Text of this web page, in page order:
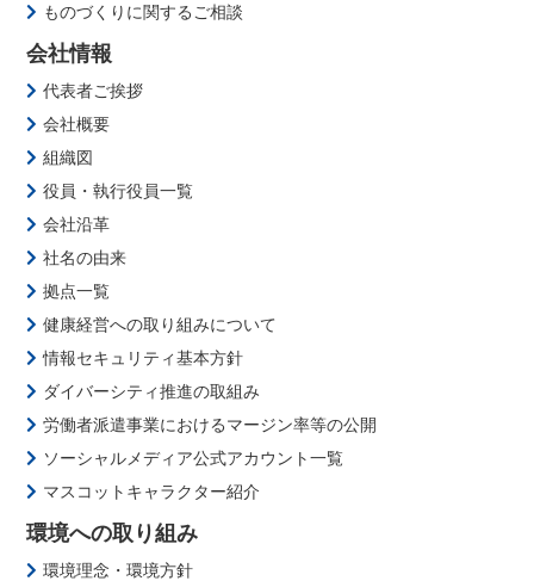
ものづくりに関するご相談
会社情報
代表者ご挨拶
会社概要
組織図
役員・執行役員一覧
会社沿革
社名の由来
拠点一覧
健康経営への取り組みについて
情報セキュリティ基本方針
ダイバーシティ推進の取組み
労働者派遣事業におけるマージン率等の公開
ソーシャルメディア公式アカウント一覧
マスコットキャラクター紹介
環境への取り組み
環境理念・環境方針